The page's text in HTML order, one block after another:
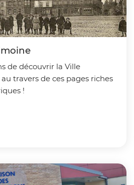
de découvrir la Ville
travers de ces pages riches
!